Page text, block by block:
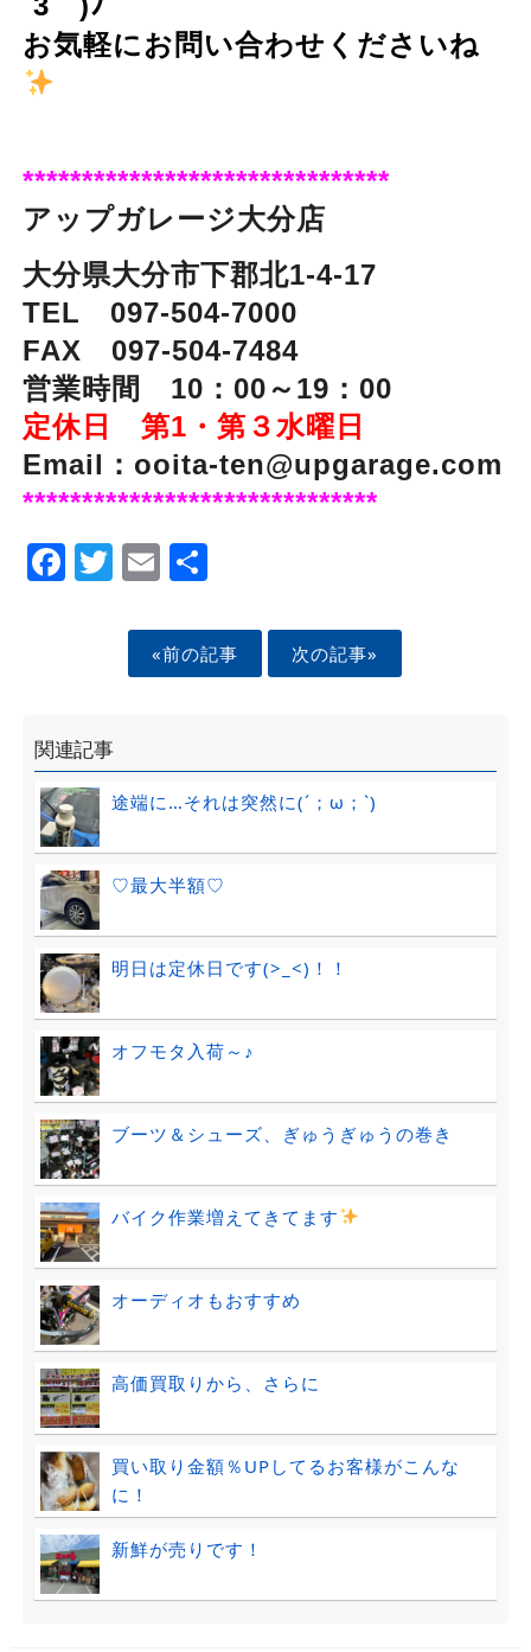
お気軽にお問い合わせくださいね
*******************************
アップガレージ大分店
大分県大分市下郡北1-4-17
TEL 097-504-7000
FAX 097-504-7484
営業時間 10：00～19：00
定休日 第1・第３水曜日
Email：ooita-ten@upgarage.com
******************************
Facebook
Twitter
EmailShare
«前の記事 次の記事»
関連記事
途端に…それは突然に(´；ω；`)
♡最大半額♡
明日は定休日です(>_<)！！
オフモタ入荷～♪
ブーツ＆シューズ、ぎゅうぎゅうの巻き
バイク作業増えてきてます
オーディオもおすすめ
高価買取りから、さらに
買い取り金額％UPしてるお客様がこんな
に！
新鮮が売りです！